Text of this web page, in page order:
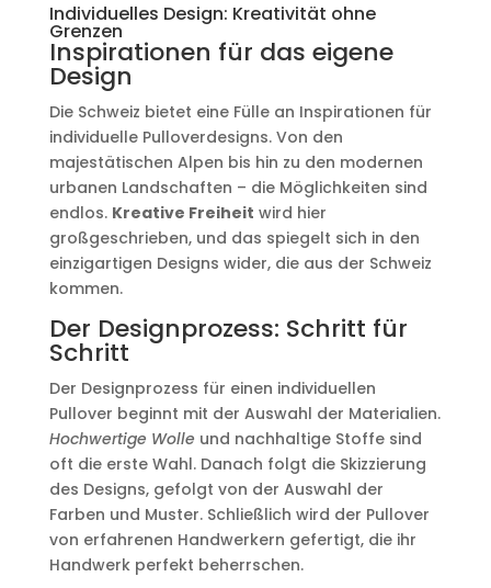
Individuelles Design: Kreativität ohne
Grenzen
Inspirationen für das eigene
Design
Die Schweiz bietet eine Fülle an Inspirationen für
individuelle Pulloverdesigns. Von den
majestätischen Alpen bis hin zu den modernen
urbanen Landschaften – die Möglichkeiten sind
endlos. Kreative Freiheit wird hier
großgeschrieben, und das spiegelt sich in den
einzigartigen Designs wider, die aus der Schweiz
kommen.
Der Designprozess: Schritt für
Schritt
Der Designprozess für einen individuellen
Pullover beginnt mit der Auswahl der Materialien.
Hochwertige Wolle und nachhaltige Stoffe sind
oft die erste Wahl. Danach folgt die Skizzierung
des Designs, gefolgt von der Auswahl der
Farben und Muster. Schließlich wird der Pullover
von erfahrenen Handwerkern gefertigt, die ihr
Handwerk perfekt beherrschen.